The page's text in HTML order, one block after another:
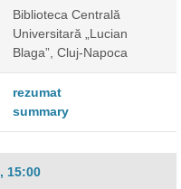
Biblioteca Centrală
Universitară „Lucian
Blaga”, Cluj-Napoca
rezumat
summary
15:00